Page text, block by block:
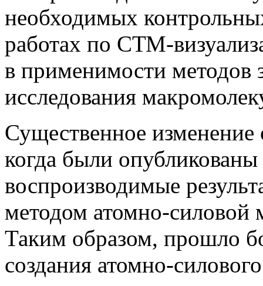
необходимых
работах по СТМ-
в применимости методов
исследования
Существенное
когда были
воспроизводимые
методом атомно-
Таким образом, прошло
создания атомно-